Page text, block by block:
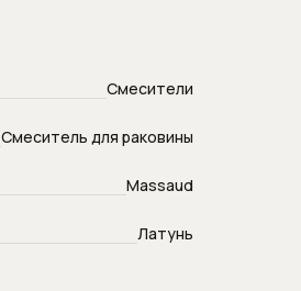
Смесители
Смеситель для раковины
Massaud
Латунь